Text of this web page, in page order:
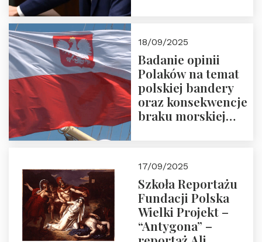
18/09/2025
Badanie opinii
Polaków na temat
polskiej bandery
oraz konsekwencje
braku morskiej
17/09/2025
Szkoła Reportażu
Fundacji Polska
Wielki Projekt –
“Antygona” –